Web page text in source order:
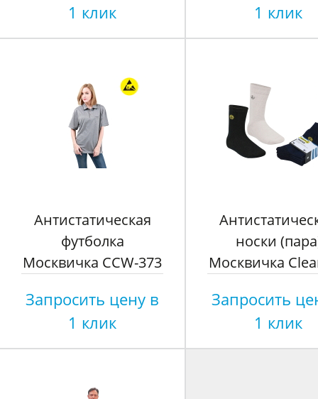
1 клик
1 клик
Антистатическая
футболка
Москвичка CCW-373
Запросить цену в
1 клик
носки
Москвичка
Запросить
1 клик